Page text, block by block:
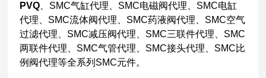
PVQ 、SMC气缸代理、SMC电磁阀代理、SMC电缸
代理、SMC流体阀代理、SMC药液阀代理、SMC空气
过滤代理、SMC减压阀代理、SMC三联件代理、SMC
两联件代理、SMC气管代理、SMC接头代理、SMC比
例阀代理等全系列SMC元件。